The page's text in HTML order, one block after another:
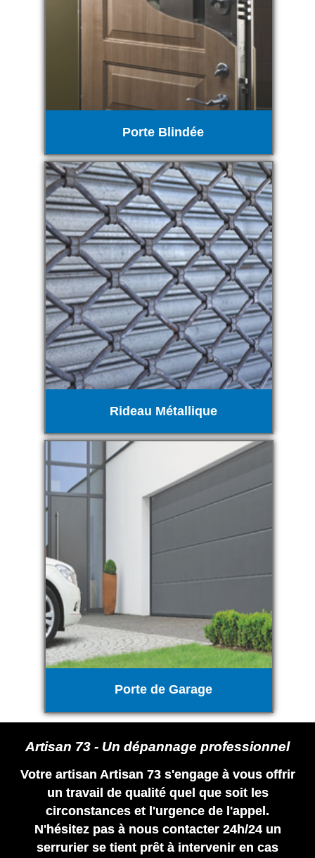
Porte Blindée
Rideau Métallique
Porte de Garage
Artisan 73 - Un dépannage professionnel
Votre artisan Artisan 73 s'engage à vous offrir
un travail de qualité quel que soit les
circonstances et l'urgence de l'appel.
N'hésitez pas à nous contacter 24h/24 un
serrurier se tient prêt à intervenir en cas